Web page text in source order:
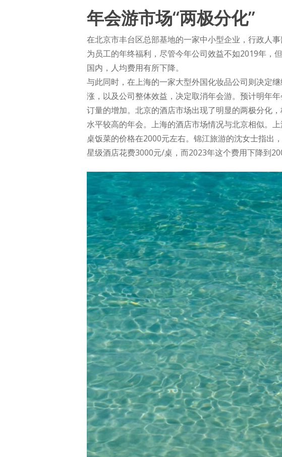
Hit enter to search or ESC to close
年会游市场“两极分化”
在北京市丰台区总部基地的一家中小型企业，行政人
为员工的年终福利，尽管今年公司效益不如2019年，
国内，人均费用有所下降。
与此同时，在上海的一家大型外国化妆品公司则决定
涨，以及公司整体效益，决定取消年会游。预计明年
订量的增加。北京的酒店市场出现了明显的两极分化
水平较高的年会。上海的酒店市场情况与北京相似。
桌饭菜的价格在2000元左右。锦江旅游的沈女士指出
星级酒店花费3000元/桌，而2023年这个费用下降到